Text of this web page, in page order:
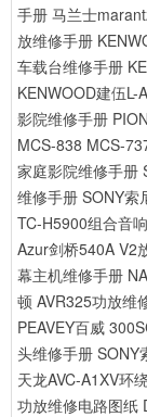
手册 马兰士
放维修手册
车载台维修手册
KENWOOD建伍L-
影院维修手册
MCS-838 MCS-
家庭影院维修手册
维修手册 SONY索
TC-H5900组合音
Azur剑桥540A V2
幕主机维修手册
顿 AVR325功放维
PEAVEY百威
头维修手册 SONY
天龙AVC-A1XV环
功放维修电路图纸